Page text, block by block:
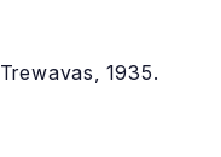
Trewavas, 1935.